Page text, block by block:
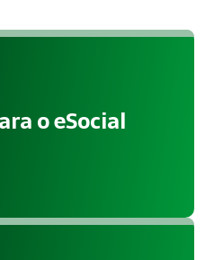
possuem empregados
do Trabalho reduz
especializada em
o eSocial